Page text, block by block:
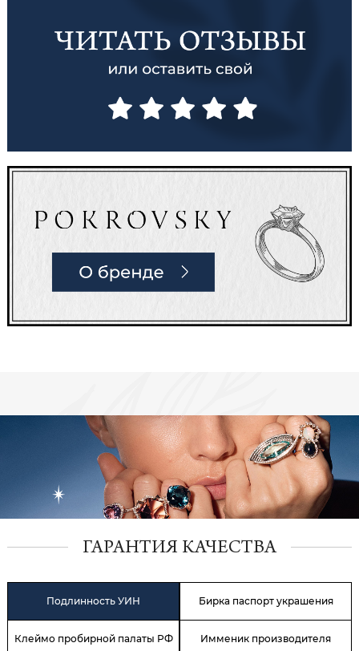
ГАРАНТИЯ КАЧЕСТВА
Подлинность УИН Бирка паспорт украшения
Клеймо пробирной палаты РФ Имменик производителя